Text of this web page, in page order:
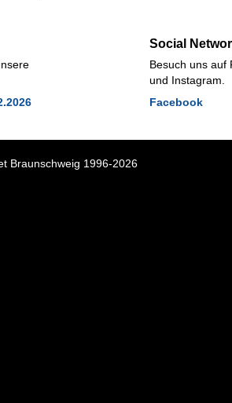
Social
Besuch uns auf
und Instagram.
Facebook
Braunschweig 1996-2026